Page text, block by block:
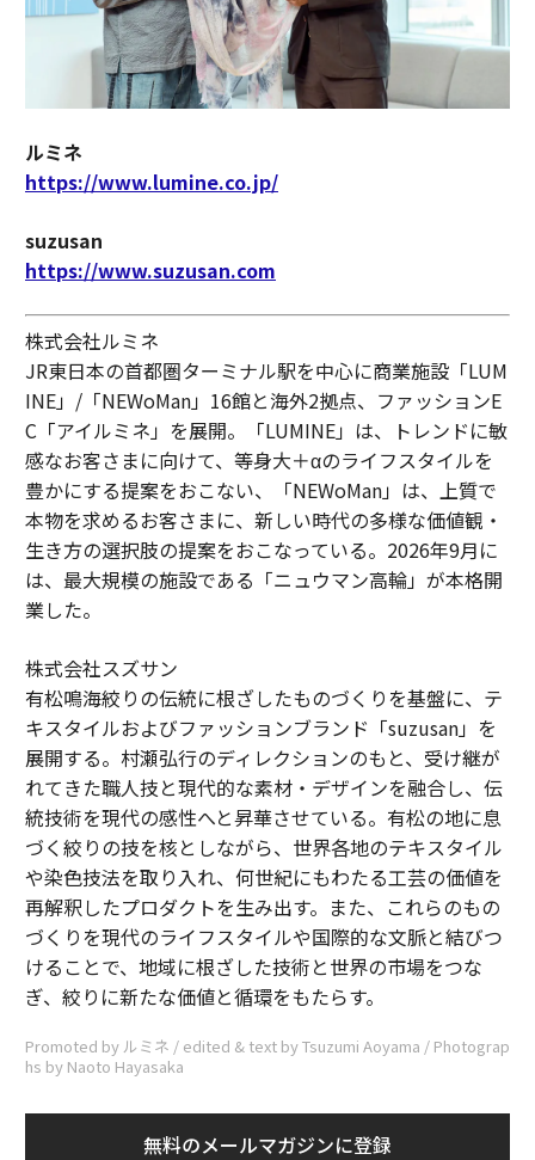
ルミネ
https://www.lumine.co.jp/
suzusan
https://www.suzusan.com
株式会社ルミネ
JR東日本の首都圏ターミナル駅を中心に商業施設「LUM
INE」/「NEWoMan」16館と海外2拠点、ファッションE
C「アイルミネ」を展開。「LUMINE」は、トレンドに敏
感なお客さまに向けて、等身大＋αのライフスタイルを
豊かにする提案をおこない、「NEWoMan」は、上質で
本物を求めるお客さまに、新しい時代の多様な価値観・
生き方の選択肢の提案をおこなっている。2026年9月に
は、最大規模の施設である「ニュウマン高輪」が本格開
業した。
株式会社スズサン
有松鳴海絞りの伝統に根ざしたものづくりを基盤に、テ
キスタイルおよびファッションブランド「suzusan」を
展開する。村瀬弘行のディレクションのもと、受け継が
れてきた職人技と現代的な素材・デザインを融合し、伝
統技術を現代の感性へと昇華させている。有松の地に息
づく絞りの技を核としながら、世界各地のテキスタイル
や染色技法を取り入れ、何世紀にもわたる工芸の価値を
再解釈したプロダクトを生み出す。また、これらのもの
づくりを現代のライフスタイルや国際的な文脈と結びつ
けることで、地域に根ざした技術と世界の市場をつな
ぎ、絞りに新たな価値と循環をもたらす。
Promoted by ルミネ / edited & text by Tsuzumi Aoyama / Photograp
hs by Naoto Hayasaka
無料のメールマガジンに登録